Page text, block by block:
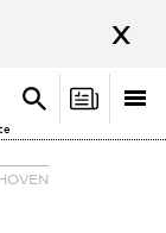
x
Search
Search